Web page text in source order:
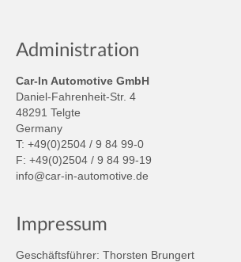
Administration
Car-In Automotive GmbH
Daniel-Fahrenheit-Str. 4
48291 Telgte
Germany
T: +49(0)2504 / 9 84 99-0
F: +49(0)2504 / 9 84 99-19
info@car-in-automotive.de
Impressum
Geschäftsführer: Thorsten Brungert